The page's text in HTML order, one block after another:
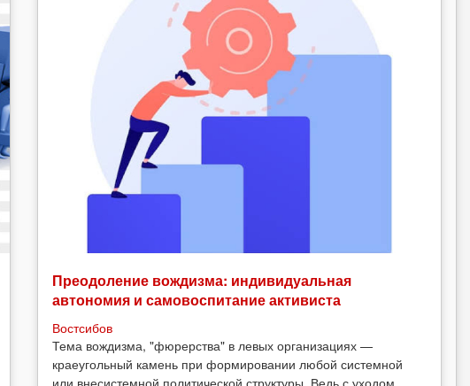
Преодоление вождизма: индивидуальная
автономия и самовоспитание активиста
Востсибов
Тема вождизма, "фюрерства" в левых организациях —
краеугольный камень при формировании любой системной